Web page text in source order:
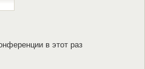
в этот раз